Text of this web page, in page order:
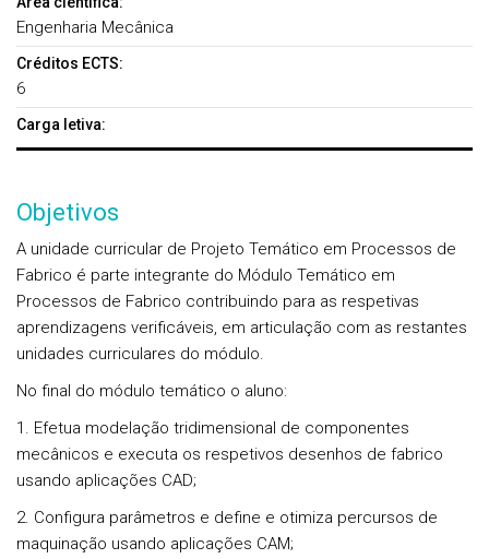
Engenharia Mecânica
Créditos ECTS:
6
Carga letiva:
Objetivos
A unidade curricular de Projeto Temático em Processos de
Fabrico é parte integrante do Módulo Temático em
Processos de Fabrico contribuindo para as respetivas
aprendizagens verificáveis, em articulação com as restantes
unidades curriculares do módulo.
No final do módulo temático o aluno:
1. Efetua modelação tridimensional de componentes
mecânicos e executa os respetivos desenhos de fabrico
usando aplicações CAD;
2. Configura parâmetros e define e otimiza percursos de
maquinação usando aplicações CAM;